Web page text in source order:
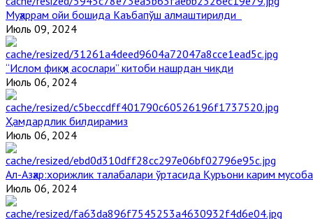
Муҳаррам ойи бошида Каъбапўш алмаштирилди
Июль 09, 2024
“Ислом фиқҳи асослари” китоби нашрдан чиқди
Июль 06, 2024
Ҳамдардлик билдирамиз
Июль 06, 2024
Aл-Aзҳар:хорижлик талабалари ўртасида Қуръони карим
Июль 06, 2024